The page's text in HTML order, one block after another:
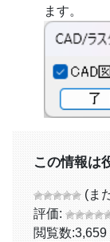
ます。
この情報は
(ま
評価:
閲覧数:3,659